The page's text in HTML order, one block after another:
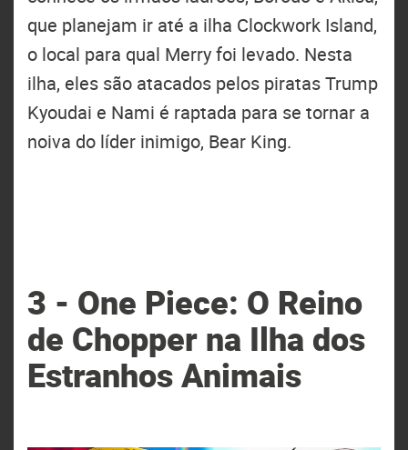
que planejam ir até a ilha Clockwork Island,
o local para qual Merry foi levado. Nesta
ilha, eles são atacados pelos piratas Trump
Kyoudai e Nami é raptada para se tornar a
noiva do líder inimigo, Bear King.
3 - One Piece: O Reino
de Chopper na Ilha dos
Estranhos Animais